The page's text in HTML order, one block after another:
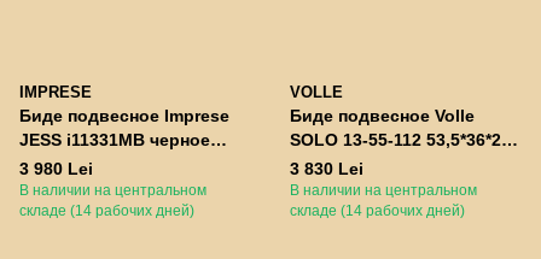
IMPRESE
Биде подвесное Imprese
JESS i11331MB черное
матовое
3 980 Lei
В наличии на центральном
складе (14 рабочих дней)
VOLLE
Биде подвесное Volle
SOLO 13-55-112 53,5*36*29
см белое
3 830 Lei
В наличии на центральном
складе (14 рабочих дней)